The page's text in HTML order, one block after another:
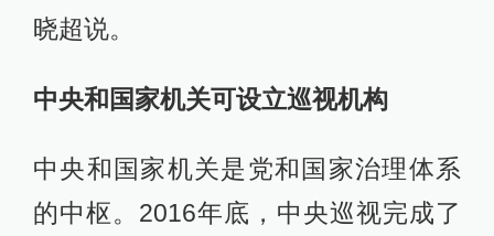
晓超说。
中央和国家机关可设立巡视机构
中央和国家机关是党和国家治理体系
的中枢。2016年底，中央巡视完成了